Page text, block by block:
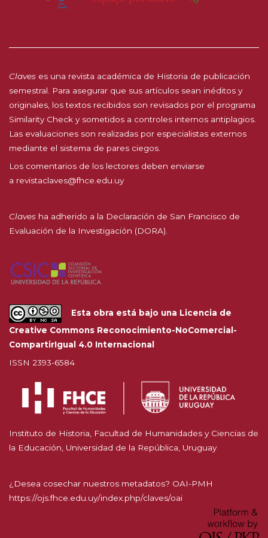
Claves es una revista académica de Historia de publicación
semestral. Para asegurar que sus artículos sean inéditos y
originales, los textos recibidos son revisados por el programa
Similarity Check y sometidos a controles internos antiplagios.
Las evaluaciones son realizadas por especialistas externos
mediante el sistema de pares ciegos.
Los comentarios de los lectores deben enviarse
a revistaclaves@fhce.edu.uy
Claves ha adherido a la Declaración de San Francisco de
Evaluación de la Investigación (DORA).
Esta obra está bajo una Licencia de
Creative Commons Reconocimiento-NoComercial-
CompartirIgual 4.0 Internacional
ISSN 2393-6584
Instituto de Historia, Facultad de Humanidades y Ciencias de
la Educación, Universidad de la República, Uruguay
¿Desea cosechar nuestros metadatos? OAI-PMH
https://ojs.fhce.edu.uy/index.php/claves/oai